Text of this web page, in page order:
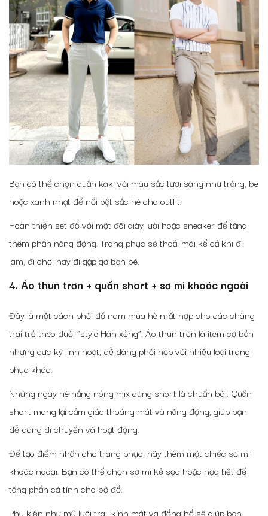
Bạn có thể chọn quần kaki với màu sắc tươi sáng như trắng, be
hoặc xanh nhạt để nổi bật sắc hè cho outfit.
Hoàn thiện set đồ với một đôi giày lười hoặc sneaker để tăng
thêm phần năng động. Trang phục sẽ thoải mái kể cả khi đi
làm, đi chơi hay đi gặp gỡ bạn bè.
4. Áo thun trơn + quần short + sơ mi khoác ngoài
Đây là một cách phối đồ nam mùa hè nrất hợp cho các chàng
trai trẻ theo đuổi “style Hàn xẻng”. Áo thun trơn là item cơ bản
nhưng cực kỳ linh hoạt, dễ dàng phối hợp với nhiều loại trang
phục khác.
Những ngày hè nắng nóng mix cùng short là chuẩn bài. Quần
short mang lại cảm giác thoáng mát và năng động, giúp bạn
dễ dàng di chuyển và hoạt động.
Để tạo điểm nhấn cho trang phục, hãy thêm một chiếc sơ mi
khoác ngoài. Bạn có thể chọn sơ mi kẻ sọc hoặc họa tiết để
tăng phần cá tính cho bộ đồ.
Phụ kiện như mũ lưỡi trai, kính mát và đồng hồ sẽ giúp bạn